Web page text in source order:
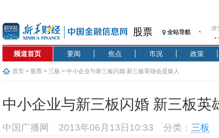
股票 全站导航
【
记
央
沥
频道首页 要闻 焦点 市况 政策
首页 > 股票 > 三板 > 中小企业与新三板闪婚 新三板英雄会是媒人
中小企业与新三板闪婚 新三板英
中国广播网 2013年06月13日10:33 分类： 三板